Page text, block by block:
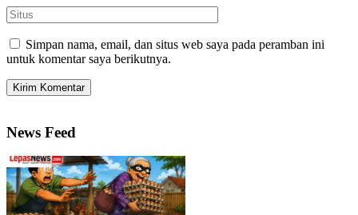
Simpan nama, email, dan situs web saya pada peramban ini
untuk komentar saya berikutnya.
News Feed